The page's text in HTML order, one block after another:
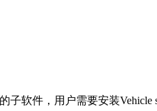
软件，用户需要安装Vehicle